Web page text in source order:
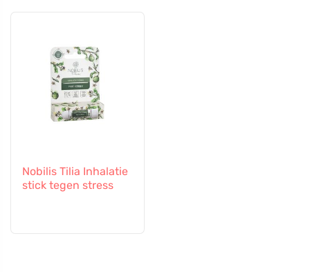
Nobilis Tilia Inhalatie
stick tegen stress